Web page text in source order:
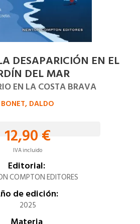
DESAPARICIÓN EN EL
DEL MAR
EN LA COSTA BRAVA
BONET, DALDO
12,90 €
IVA incluido
Editorial:
COMPTON EDITORES
de edición:
2025